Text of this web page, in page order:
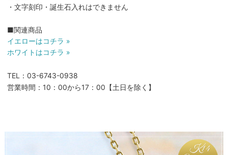
・文字刻印・誕生石入れはできません
■関連商品
イエローはコチラ »
ホワイトはコチラ »
TEL：03-6743-0938
営業時間：10：00から17：00【土日を除く】